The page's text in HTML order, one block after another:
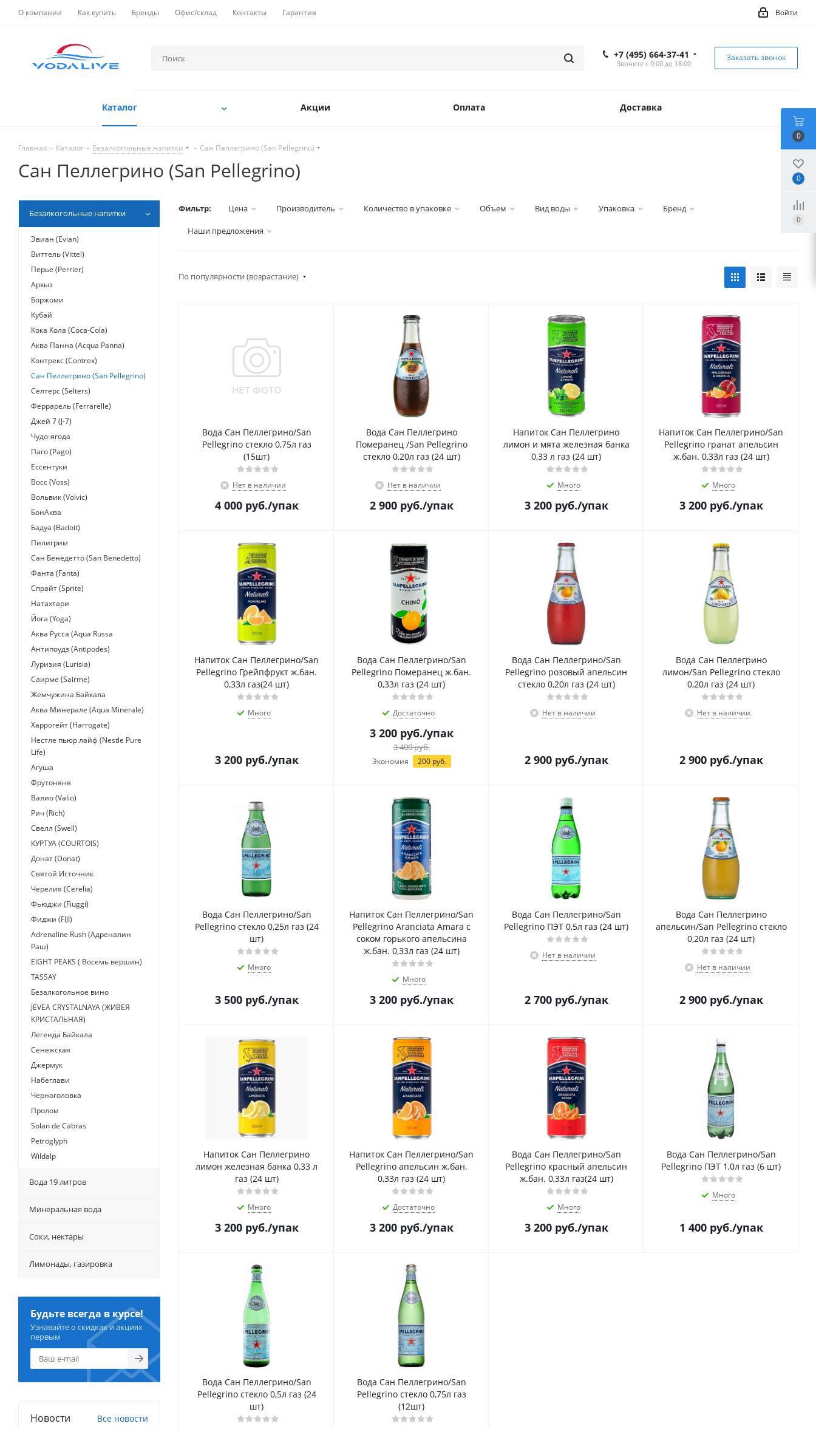
О компании Как купить Бренды Офис/склад Контакты Гарантия Войти
+7 (495) 664-37-41
Звоните с 9:00 до 18:00
Заказать звонок
Каталог Акции Оплата Доставка
Главная - Каталог - Безалкогольные напитки - Сан Пеллегрино (San Pellegrino)
Сан Пеллегрино (San Pellegrino)
Фильтр: Цена Производитель Количество в упаковке Объем Вид воды Упаковка Бренд
Наши предложения
По популярности (возрастание)
Вода Сан Пеллегрино/San
Pellegrino стекло 0,75л газ
(15шт)
Нет в наличии
4 000руб./упак
Вода Сан Пеллегрино
Померанец /San Pellegrino
стекло 0,20л газ (24 шт)
Нет в наличии
2 900руб./упак
Напиток Сан Пеллегрино
лимон и мята железная банка
0,33 л газ (24 шт)
Много
3 200руб./упак
Напиток Сан Пеллегрино/San
Pellegrino гранат апельсин
ж.бан. 0,33л газ (24 шт)
Много
3 200руб./упак
Напиток Сан Пеллегрино/San
Pellegrino Грейпфрукт ж.бан.
0,33л газ(24 шт)
Много
3 200руб./упак
Вода Сан Пеллегрино/San
Pellegrino Померанец ж.бан.
0,33л газ (24 шт)
Достаточно
3 200руб./упак
3 400руб.
Экономия 200руб.
Вода Сан Пеллегрино/San
Pellegrino розовый апельсин
стекло 0,20л газ (24 шт)
Нет в наличии
2 900руб./упак
Вода Сан Пеллегрино
лимон/San Pellegrino стекло
0,20л газ (24 шт)
Нет в наличии
2 900руб./упак
Вода Сан Пеллегрино/San
Pellegrino стекло 0,25л газ (24
шт)
Много
3 500руб./упак
Напиток Сан Пеллегрино/San
Pellegrino Aranciata Amara с
соком горького апельсина
ж.бан. 0,33л газ (24 шт)
Много
3 200руб./упак
Вода Сан Пеллегрино/San
Pellegrino ПЭТ 0,5л газ (24 шт)
Нет в наличии
2 700руб./упак
Вода Сан Пеллегрино
апельсин/San Pellegrino стекло
0,20л газ (24 шт)
Нет в наличии
2 900руб./упак
Напиток Сан Пеллегрино
лимон железная банка 0,33 л
газ (24 шт)
Много
3 200руб./упак
Напиток Сан Пеллегрино/San
Pellegrino апельсин ж.бан.
0,33л газ (24 шт)
Достаточно
3 200руб./упак
Вода Сан Пеллегрино/San
Pellegrino красный апельсин
ж.бан. 0,33л газ(24 шт)
Много
3 200руб./упак
Вода Сан Пеллегрино/San
Pellegrino ПЭТ 1,0л газ (6 шт)
Много
1 400руб./упак
Вода Сан Пеллегрино/San
Pellegrino стекло 0,5л газ (24
шт)
Вода Сан Пеллегрино/San
Pellegrino стекло 0,75л газ
(12шт)
Безалкогольные напитки
Эвиан (Evian)
Виттель (Vittel)
Перье (Perrier)
Архыз
Боржоми
Кубай
Кока Кола (Coca-Cola)
Аква Панна (Acqua Panna)
Контрекс (Contrex)
Сан Пеллегрино (San Pellegrino)
Селтерс (Selters)
Феррарель (Ferrarelle)
Джей 7 (J-7)
Чудо-ягода
Паго (Pago)
Ессентуки
Восс (Voss)
Вольвик (Volvic)
БонАква
Бадуа (Badoit)
Пилигрим
Сан Бенедетто (San Benedetto)
Фанта (Fanta)
Спрайт (Sprite)
Натахтари
Йога (Yoga)
Аква Русса (Aqua Russa
Антипоудз (Antipodes)
Луризия (Lurisia)
Саирме (Sairme)
Жемчужина Байкала
Аква Минерале (Aqua Minerale)
Харрогейт (Harrogate)
Нестле пьюр лайф (Nestle Pure
Life)
Агуша
Фрутоняня
Валио (Valio)
Рич (Rich)
Свелл (Swell)
КУРТУА (COURTOIS)
Донат (Donat)
Святой Источник
Черелия (Cerelia)
Фьюджи (Fiuggi)
Фиджи (FIJI)
Adrenaline Rush (Адреналин
Раш)
EIGHT PEAKS ( Восемь вершин)
TASSAY
Безалкогольное вино
JEVEA CRYSTALNAYA (ЖИВЕЯ
КРИСТАЛЬНАЯ)
Легенда Байкала
Сенежская
Джермук
Набеглави
Черноголовка
Пролом
Solan de Cabras
Petroglyph
Wildalp
Вода 19 литров
Минеральная вода
Соки, нектары
Лимонады, газировка
Будьте всегда в курсе!
Узнавайте о скидках и акциях
первым
Новости Все новости
0
0
0